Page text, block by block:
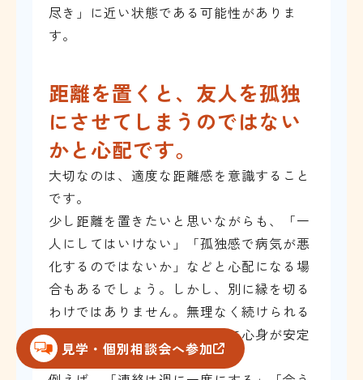
尽き」に近い状態である可能性がありま
す。
距離を置くと、友人を孤独
にさせてしまうのではない
かと心配です。
大切なのは、適度な距離感を意識すること
です。
少し距離を置きたいと思いながらも、「一
人にしてはいけない」「孤独感で病気が悪
化するのではないか」などと心配になる場
合もあるでしょう。しかし、別に縁を切る
わけではありません。無理なく続けられる
付き合い方のほうが、お互いに心身が安定
しやすい場合もあります。
見学・個別相談会へ参加